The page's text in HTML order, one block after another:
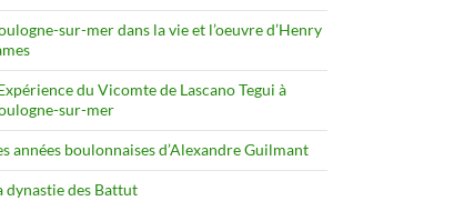
sur-mer dans la vie et l’oeuvre d’Henry
du Vicomte de Lascano Tegui à
sur-mer
années boulonnaises d’Alexandre Guilmant
dynastie des Battut